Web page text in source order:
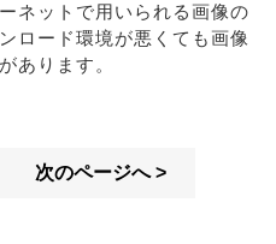
ネットで用いられる画像の
ロード環境が悪くても画像
あります。
次のページへ >